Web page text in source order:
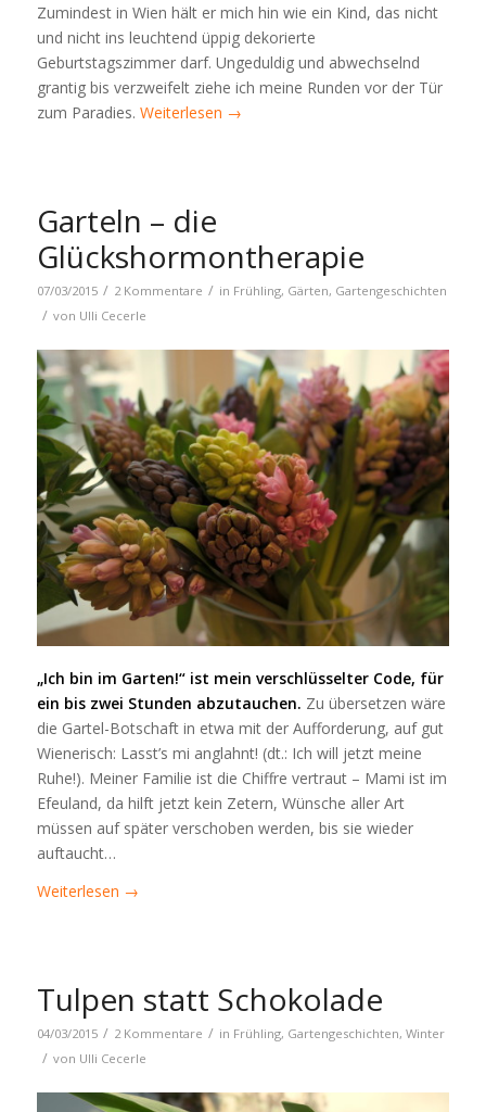
Zumindest in Wien hält er mich hin wie ein Kind, das nicht
und nicht ins leuchtend üppig dekorierte
Geburtstagszimmer darf. Ungeduldig und abwechselnd
grantig bis verzweifelt ziehe ich meine Runden vor der Tür
zum Paradies. Weiterlesen →
Garteln – die
Glückshormontherapie
07/03/2015 / 2 Kommentare / in Frühling, Gärten, Gartengeschichten
/ von Ulli Cecerle
„Ich bin im Garten!“ ist mein verschlüsselter Code, für
ein bis zwei Stunden abzutauchen. Zu übersetzen wäre
die Gartel-Botschaft in etwa mit der Aufforderung, auf gut
Wienerisch: Lasst’s mi anglahnt! (dt.: Ich will jetzt meine
Ruhe!). Meiner Familie ist die Chiffre vertraut – Mami ist im
Efeuland, da hilft jetzt kein Zetern, Wünsche aller Art
müssen auf später verschoben werden, bis sie wieder
auftaucht…
Weiterlesen →
Tulpen statt Schokolade
04/03/2015 / 2 Kommentare / in Frühling, Gartengeschichten, Winter
/ von Ulli Cecerle